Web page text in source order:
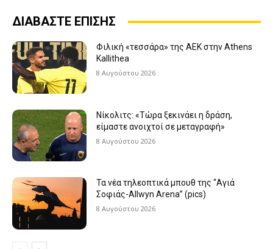
ΔΙΑΒΑΣΤΕ ΕΠΙΣΗΣ
Φιλική «τεσσάρα» της ΑΕΚ στην Athens
Kallithea
8 Αυγούστου 2026
Νίκολιτς: «Τώρα ξεκινάει η δράση,
είμαστε ανοιχτοί σε μεταγραφή»
8 Αυγούστου 2026
Τα νέα τηλεοπτικά μπουθ της “Αγιά
Σοφιάς-Allwyn Arena” (pics)
8 Αυγούστου 2026